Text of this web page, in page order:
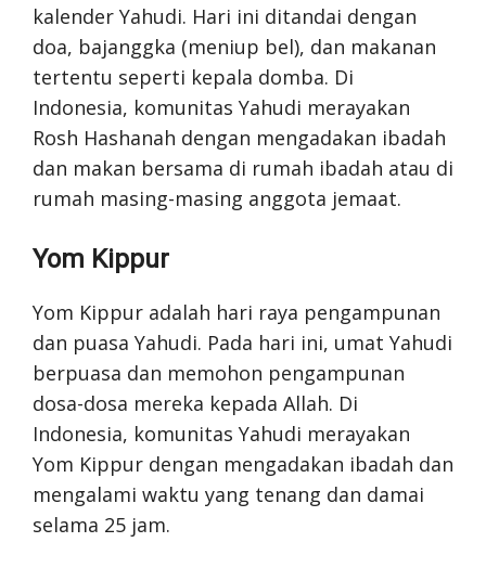
kalender Yahudi. Hari ini ditandai dengan
doa, bajanggka (meniup bel), dan makanan
tertentu seperti kepala domba. Di
Indonesia, komunitas Yahudi merayakan
Rosh Hashanah dengan mengadakan ibadah
dan makan bersama di rumah ibadah atau di
rumah masing-masing anggota jemaat.
Yom Kippur
Yom Kippur adalah hari raya pengampunan
dan puasa Yahudi. Pada hari ini, umat Yahudi
berpuasa dan memohon pengampunan
dosa-dosa mereka kepada Allah. Di
Indonesia, komunitas Yahudi merayakan
Yom Kippur dengan mengadakan ibadah dan
mengalami waktu yang tenang dan damai
selama 25 jam.